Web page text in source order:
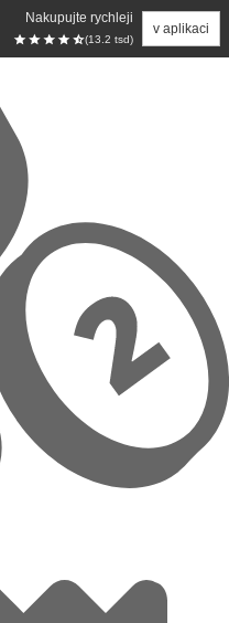
Nakupujte rychleji
(13.2 tsd)
v aplikaci